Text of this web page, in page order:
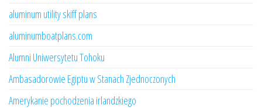
aluminum utility skiff plans
aluminumboatplans.com
Alumni Uniwersytetu Tohoku
Ambasadorowie Egiptu w Stanach Zjednoczonych
Amerykanie pochodzenia irlandzkiego